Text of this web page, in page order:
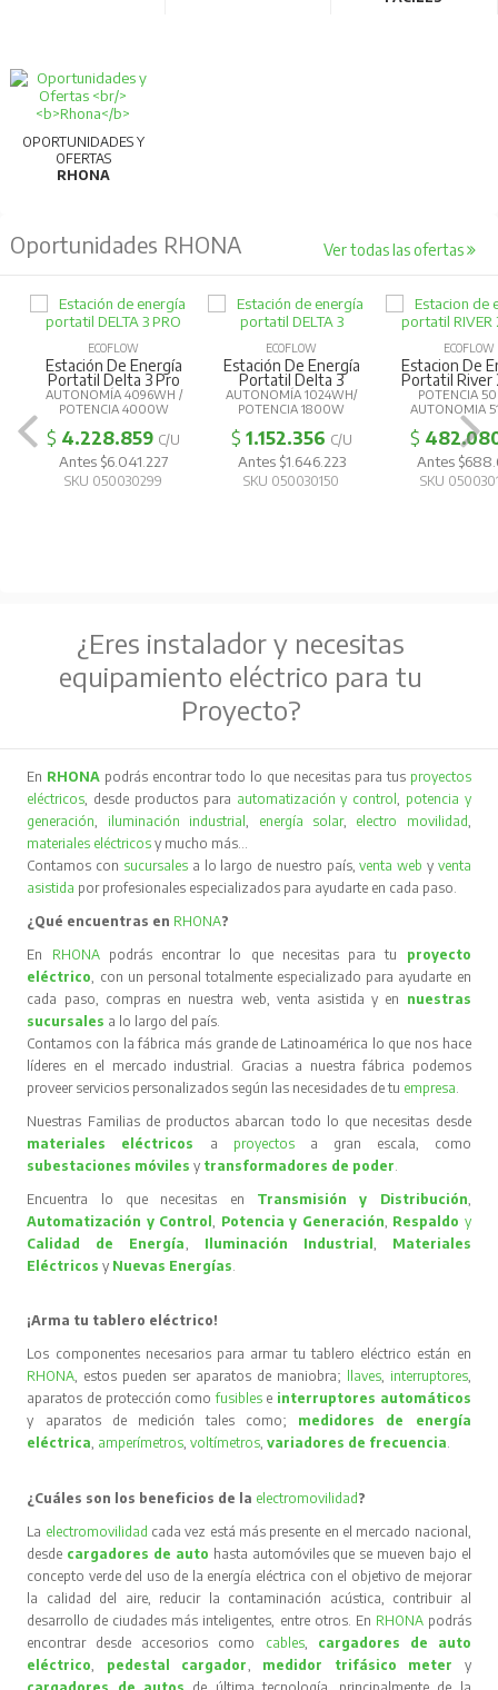
OPORTUNIDADES Y
OFERTAS
RHONA
Oportunidades RHONA Ver todas las ofertas
ECOFLOW
Estación De Energía
Portatil Delta 3 Pro
AUTONOMÍA 4096WH /
POTENCIA 4000W
$ 4.228.859 C/U
Antes $6.041.227
SKU 050030299
ECOFLOW
Estación De Energía
Portatil Delta 3
AUTONOMÍA 1024WH/
POTENCIA 1800W
$ 1.152.356 C/U
Antes $1.646.223
SKU 050030150
ECOFLOW
Estacion De
Portatil River
POTENCIA
AUTONOMIA
$
Antes
SKU
¿Eres instalador y necesitas
equipamiento eléctrico para tu
Proyecto?
En RHONA podrás encontrar todo lo que necesitas para tus proyectos
eléctricos , desde productos para automatización y control
potencia y
generación
iluminación industrial energía solar, electro movilidad
materiales eléctricos y mucho más…
Contamos con sucursales a lo largo de nuestro país,venta web y venta
asistida por profesionales especializados para ayudarte en cada paso.
¿Qué encuentras en RHONA?
En RHONA podrás encontrar lo que necesitas para tu proyecto
eléctrico , con un personal totalmente especializado para ayudarte en
cada paso, compras en nuestra web, venta asistida y en nuestras
sucursales a lo largo del país.
Contamos con la fábrica más grande de Latinoamérica lo que nos hace
líderes en el mercado industrial. Gracias a nuestra fábrica podemos
proveer servicios personalizados según las necesidades de tu empresa
Nuestras Familias de productos abarcan todo lo que necesitas desde
materiales eléctricos
a proyectos
a gran escala, como
subestaciones móvilesy transformadores de poder
Encuentra lo que necesitas en Transmisión y Distribución
Automatización y Control
Potencia y Generación Respaldo y
Calidad de Energía
Iluminación Industrial
Materiales
Eléctricos y Nuevas Energías
¡Arma tu tablero eléctrico!
Los componentes necesarios para armar tu tablero eléctrico están en
RHONA , estos pueden ser aparatos de maniobra; llaves, interruptores,
aparatos de protección comofusibles e interruptores automáticos
y aparatos de medición tales como; medidores de energía
eléctrica amperímetros ,voltímetros ,variadores de frecuencia
¿Cuáles son los beneficios de la electromovilidad?
La electromovilidad cada vez está más presente en el mercado nacional,
desde cargadores de auto hasta automóviles que se mueven bajo el
concepto verde del uso de la energía eléctrica con el objetivo de mejorar
la calidad del aire, reducir la contaminación acústica, contribuir al
desarrollo de ciudades más inteligentes, entre otros. En RHONA podrás
encontrar desde accesorios como cables, cargadores de auto
eléctrico
pedestal cargador medidor trifásico meter
y